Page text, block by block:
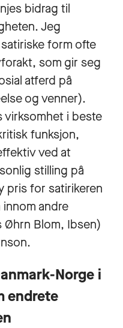
bidrag til
Jeg
form ofte
som gir seg
atferd på
og venner).
virksomhet i beste
funksjon,
ved at
stilling på
pris for satirikeren
andre
Øhrn Blom, Ibsen)
Norge i
endrete